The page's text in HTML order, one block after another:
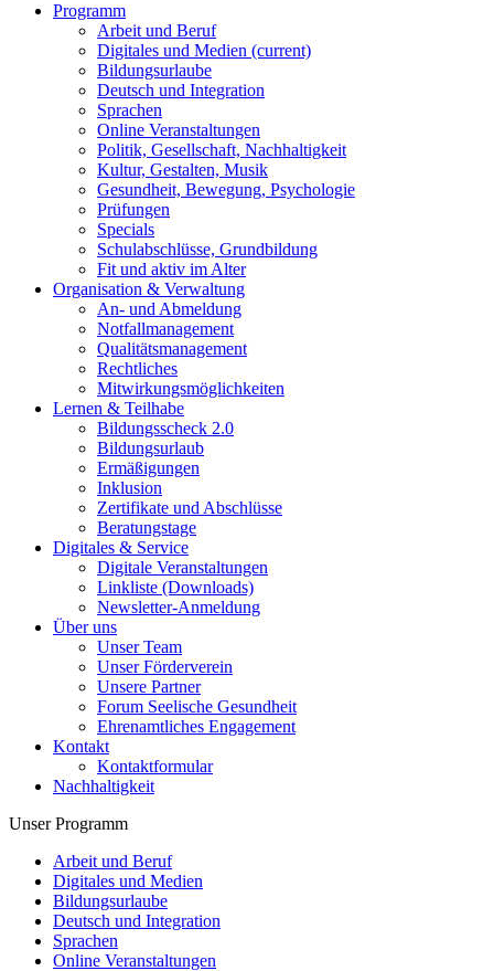
Programm
Arbeit und Beruf
Digitales und Medien (current)
Bildungsurlaube
Deutsch und Integration
Sprachen
Online Veranstaltungen
Politik, Gesellschaft, Nachhaltigkeit
Kultur, Gestalten, Musik
Gesundheit, Bewegung, Psychologie
Prüfungen
Specials
Schulabschlüsse, Grundbildung
Fit und aktiv im Alter
Organisation & Verwaltung
An- und Abmeldung
Notfallmanagement
Qualitätsmanagement
Rechtliches
Mitwirkungsmöglichkeiten
Lernen & Teilhabe
Bildungsscheck 2.0
Bildungsurlaub
Ermäßigungen
Inklusion
Zertifikate und Abschlüsse
Beratungstage
Digitales & Service
Digitale Veranstaltungen
Linkliste (Downloads)
Newsletter-Anmeldung
Über uns
Unser Team
Unser Förderverein
Unsere Partner
Forum Seelische Gesundheit
Ehrenamtliches Engagement
Kontakt
Kontaktformular
Nachhaltigkeit
Unser Programm
Arbeit und Beruf
Digitales und Medien
Bildungsurlaube
Deutsch und Integration
Sprachen
Online Veranstaltungen